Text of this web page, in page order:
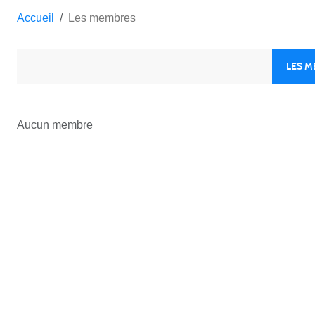
Accueil Les membres
LES
Aucun membre